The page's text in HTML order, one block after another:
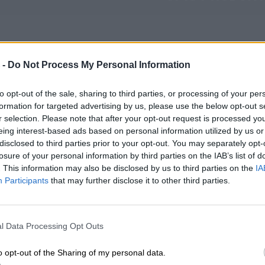
- Do Not Process My Personal Information
opt-out of the sale, sharing to third parties, or processing of your
for targeted advertising by us, please use the below opt-out
selection. Please note that after your opt-out request is processed
interest-based ads based on personal information utilized by us
to third parties prior to your opt-out. You may separately
of your personal information by third parties on the IAB’s list of
This information may also be disclosed by us to third parties on the
Participants that may further disclose it to other third parties.
Data Processing Opt Outs
opt-out of the Sharing of my personal data.
Chromebooks Series
Gen 2 (Lenovo) - 82M10005AU
Gen 2 (Lenovo) - 82M20004AU
Gen 2 (Lenovo) - 82M2000AAU
Gen 2 (Lenovo) - 82M2000CAU
3 Chrome 14APO6 - 82MY000LAU
zamówienia od 5-14 dni.